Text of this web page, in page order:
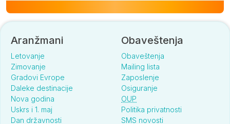
Aranžmani
Letovanje
Zimovanje
Gradovi Evrope
Daleke destinacije
Nova godina
Uskrs i 1. maj
Dan državnosti
Obaveštenja
Obaveštenja
Mailing lista
Zaposlenje
Osiguranje
OUP
Politika privatnosti
SMS novosti